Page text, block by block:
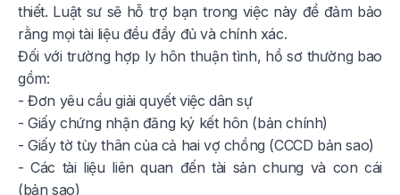
thiết. Luật sư sẽ hỗ trợ bạn trong việc này để đảm bảo
rằng mọi tài liệu đều đầy đủ và chính xác.
Đối với trường hợp ly hôn thuận tình, hồ sơ thường bao
gồm:
- Đơn yêu cầu giải quyết việc dân sự
- Giấy chứng nhận đăng ký kết hôn (bản chính)
- Giấy tờ tùy thân của cả hai vợ chồng (CCCD bản sao)
- Các tài liệu liên quan đến tài sản chung và con cái
(bản sao)